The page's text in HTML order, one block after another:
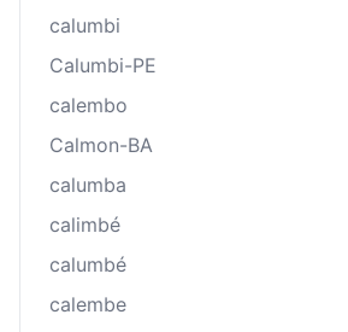
calumbi
Calumbi-PE
calembo
Calmon-BA
calumba
calimbé
calumbé
calembe